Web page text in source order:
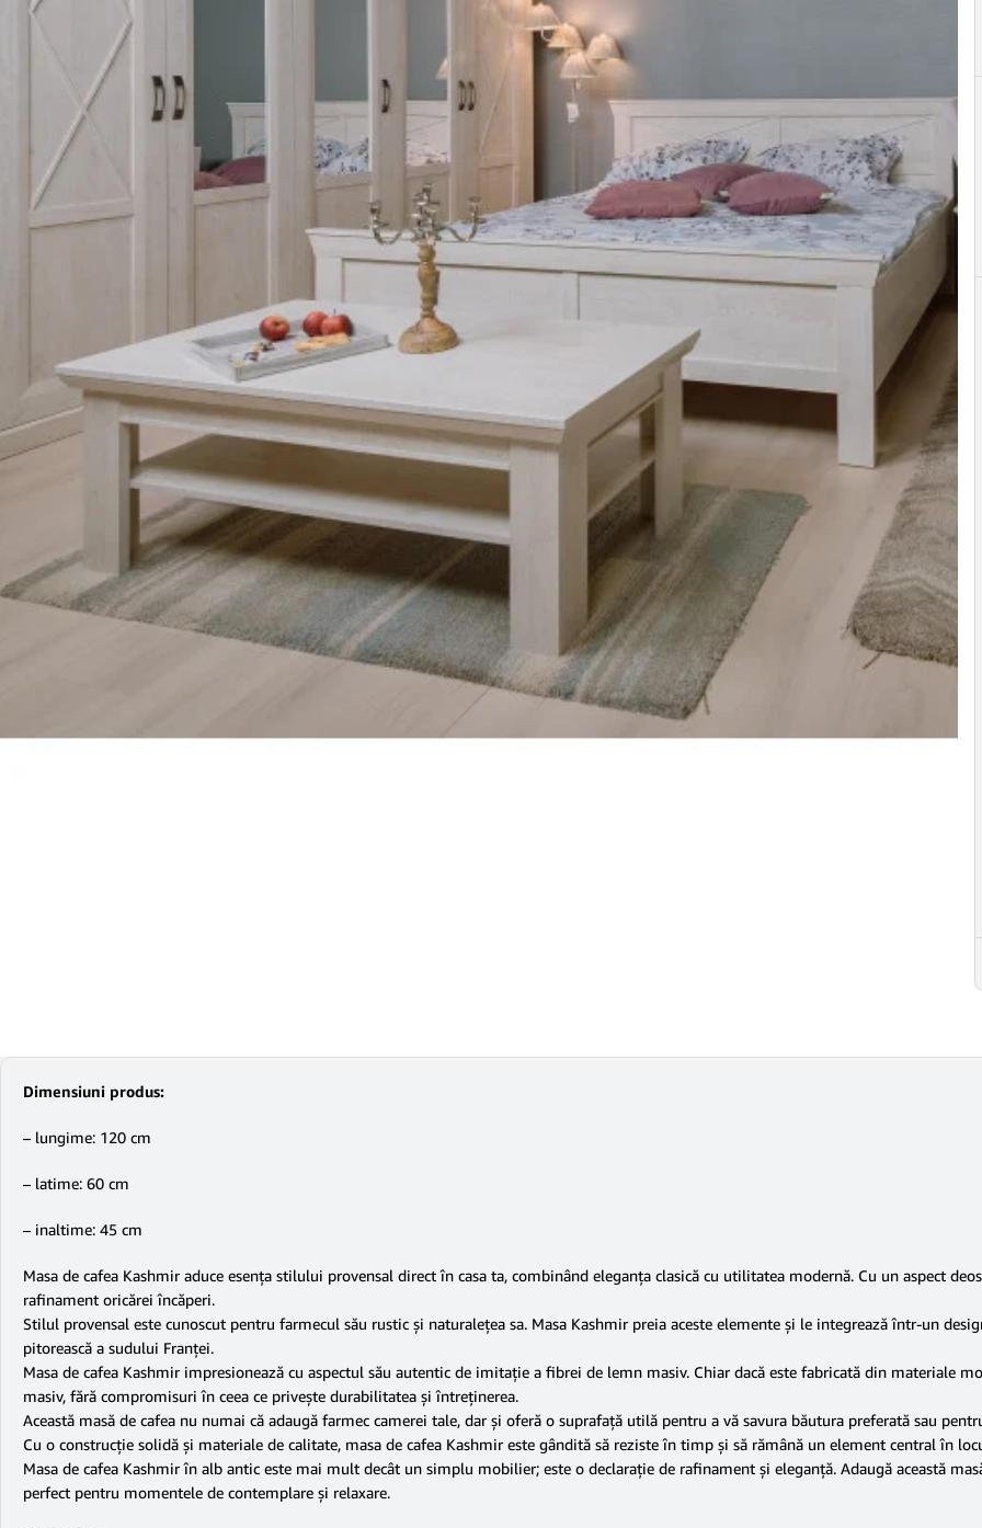
Dimensiuni produs:
– lungime: 120 cm
– latime: 60 cm
– inaltime: 45 cm
Masa de cafea Kashmir aduce esența stilului provensal direct în casa ta, combinând eleganța clasică cu utilitatea modernă. Cu un aspect
rafinament oricărei încăperi.
Stilul provensal este cunoscut pentru farmecul său rustic și naturalețea sa. Masa Kashmir preia aceste elemente și le integrează într-un
pitorească a sudului Franței.
Masa de cafea Kashmir impresionează cu aspectul său autentic de imitație a fibrei de lemn masiv. Chiar dacă este fabricată din materiale
masiv, fără compromisuri în ceea ce privește durabilitatea și întreținerea.
Această masă de cafea nu numai că adaugă farmec camerei tale, dar și oferă o suprafață utilă pentru a vă savura băutura preferată sau
Cu o construcție solidă și materiale de calitate, masa de cafea Kashmir este gândită să reziste în timp și să rămână un element central în
Masa de cafea Kashmir în alb antic este mai mult decât un simplu mobilier; este o declarație de rafinament și eleganță. Adaugă această
perfect pentru momentele de contemplare și relaxare.